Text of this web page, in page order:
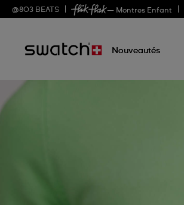
@803 BEATS — Montres Enfant
Nouveautés